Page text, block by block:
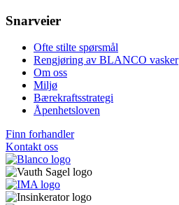
Snarveier
Ofte stilte spørsmål
Rengjøring av BLANCO vasker
Om oss
Miljø
Bærekraftsstrategi
Åpenhetsloven
Finn forhandler
Kontakt oss